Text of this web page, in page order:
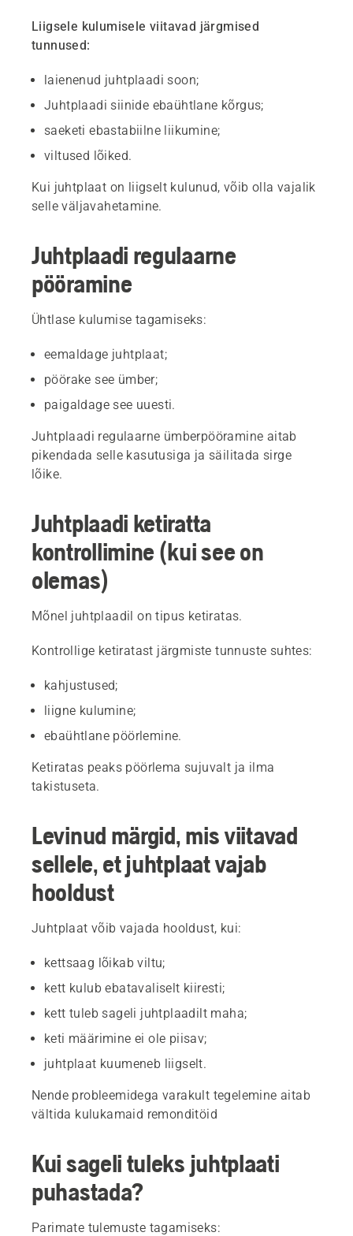
Liigsele kulumisele viitavad järgmised
tunnused:
laienenud juhtplaadi soon;
Juhtplaadi siinide ebaühtlane kõrgus;
saeketi ebastabiilne liikumine;
viltused lõiked.
Kui juhtplaat on liigselt kulunud, võib olla vajalik
selle väljavahetamine.
Juhtplaadi regulaarne
pööramine
Ühtlase kulumise tagamiseks:
eemaldage juhtplaat;
pöörake see ümber;
paigaldage see uuesti.
Juhtplaadi regulaarne ümberpööramine aitab
pikendada selle kasutusiga ja säilitada sirge
lõike.
Juhtplaadi ketiratta
kontrollimine (kui see on
olemas)
Mõnel juhtplaadil on tipus ketiratas.
Kontrollige ketiratast järgmiste tunnuste suhtes:
kahjustused;
liigne kulumine;
ebaühtlane pöörlemine.
Ketiratas peaks pöörlema ​​sujuvalt ja ilma
takistuseta.
Levinud märgid, mis viitavad
sellele, et juhtplaat vajab
hooldust
Juhtplaat võib vajada hooldust, kui:
kettsaag lõikab viltu;
kett kulub ebatavaliselt kiiresti;
kett tuleb sageli juhtplaadilt maha;
keti määrimine ei ole piisav;
juhtplaat kuumeneb liigselt.
Nende probleemidega varakult tegelemine aitab
vältida kulukamaid remonditöid
Kui sageli tuleks juhtplaati
puhastada?
Parimate tulemuste tagamiseks: